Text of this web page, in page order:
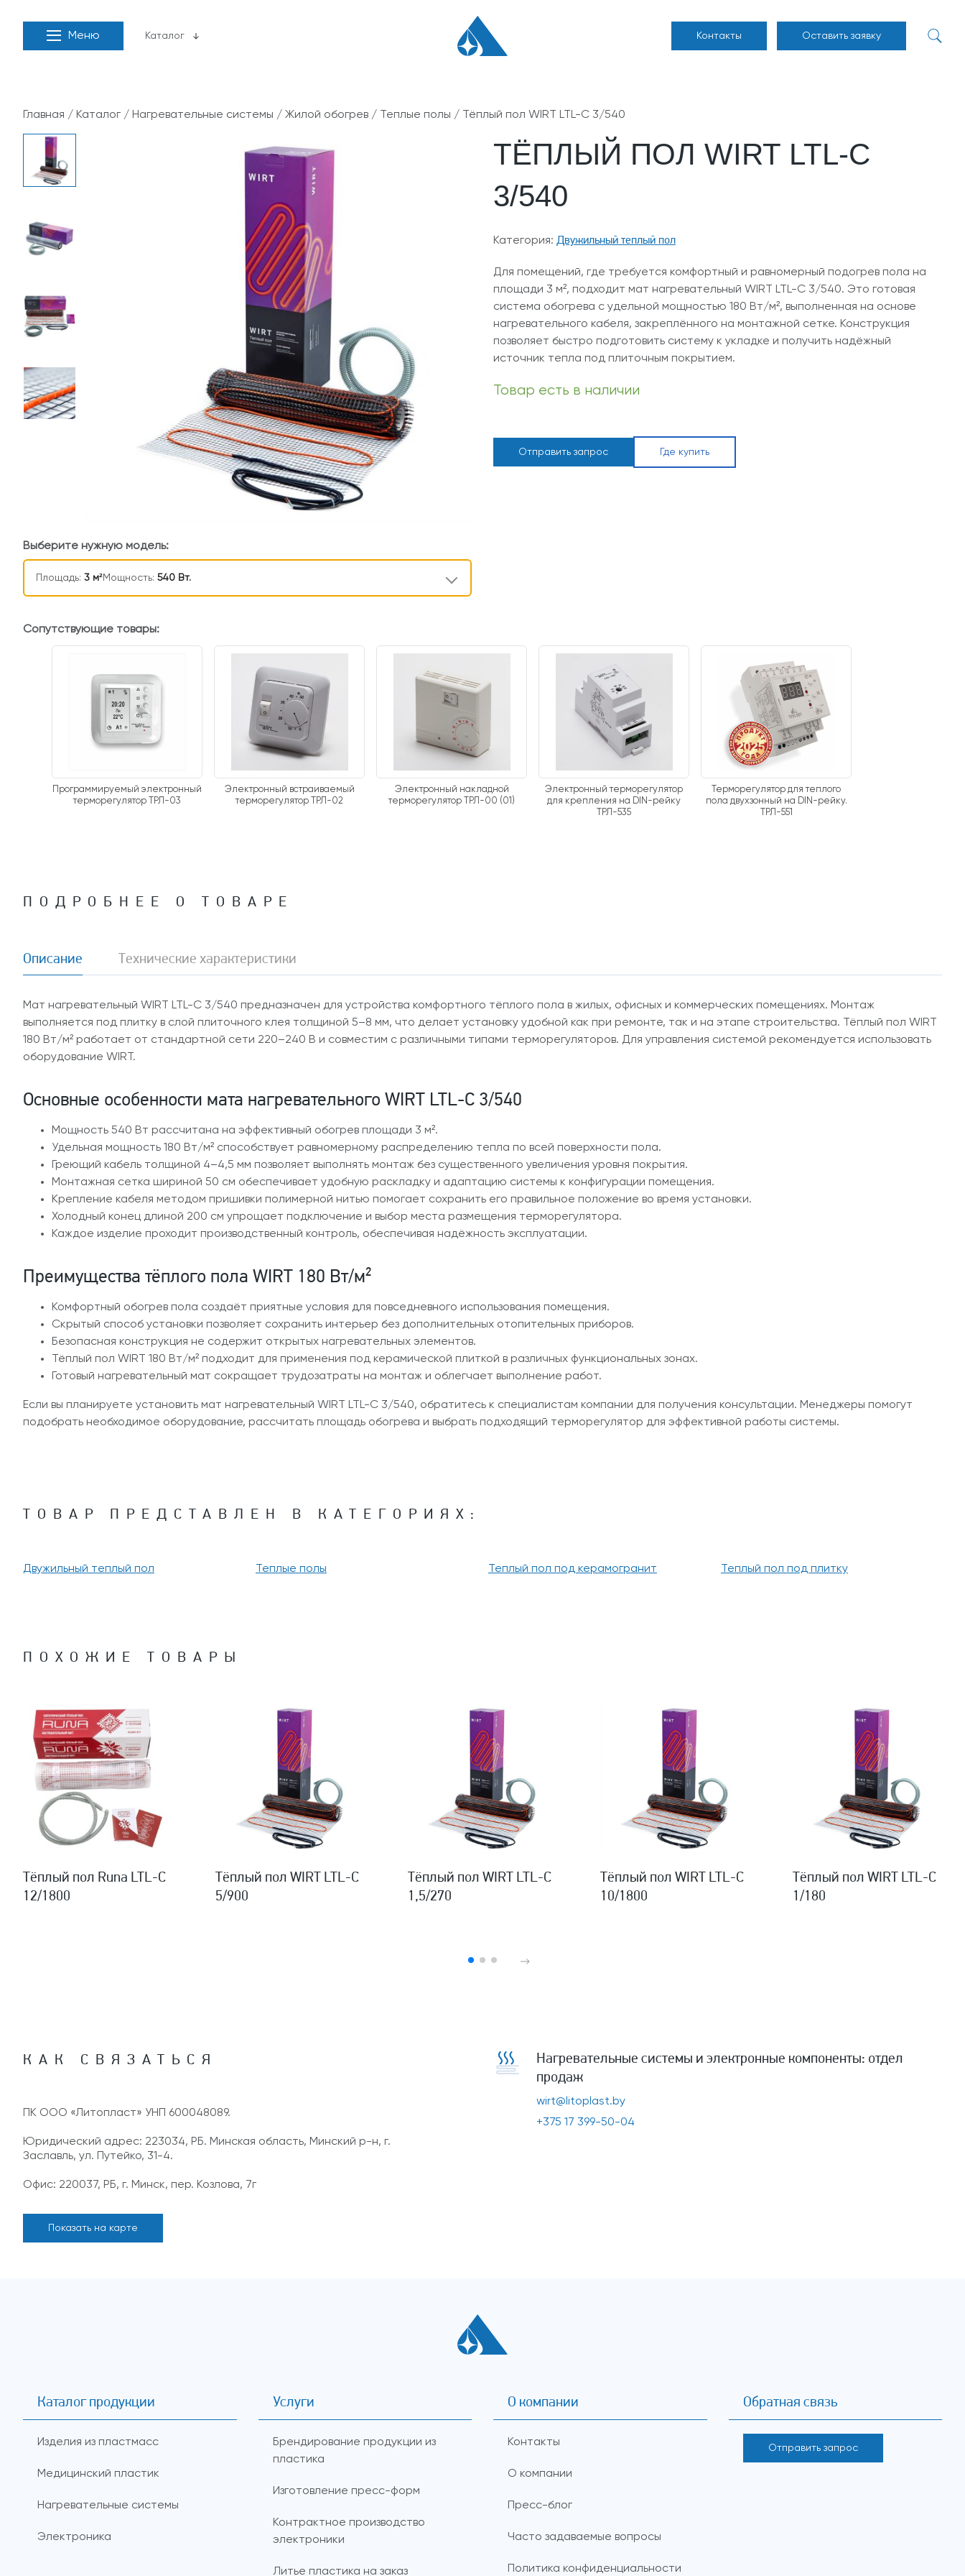
Меню Каталог Контакты Оставить заявку
Главная / Каталог / Нагревательные системы / Жилой обогрев / Теплые полы / Тёплый пол WIRT LTL-C 3/540
Выберите нужную модель:
Площадь: 3 м²Мощность: 540 Вт.
ТЁПЛЫЙ ПОЛ WIRT LTL-C
3/540
Категория: Двужильный теплый пол
Для помещений, где требуется комфортный и равномерный подогрев пола на
площади 3 м², подходит мат нагревательный WIRT LTL-C 3/540. Это готовая
система обогрева с удельной мощностью 180 Вт/м², выполненная на основе
нагревательного кабеля, закреплённого на монтажной сетке. Конструкция
позволяет быстро подготовить систему к укладке и получить надёжный
источник тепла под плиточным покрытием.
Товар есть в наличии
Отправить запрос Где купить
Сопутствующие товары:
Программируемый электронный
терморегулятор ТРЛ-03
Электронный встраиваемый
терморегулятор ТРЛ-02
Электронный накладной
терморегулятор ТРЛ-00 (01)
Электронный терморегулятор
для крепления на DIN-рейку
ТРЛ-535
Терморегулятор для теплого
пола двухзонный на DIN-рейку.
ТРЛ-551
ПОДРОБНЕЕ О ТОВАРЕ
Описание Технические характеристики
Мат нагревательный WIRT LTL-C 3/540 предназначен для устройства комфортного тёплого пола в жилых, офисных и коммерческих помещениях. Монтаж
выполняется под плитку в слой плиточного клея толщиной 5–8 мм, что делает установку удобной как при ремонте, так и на этапе строительства. Тёплый пол WIRT
180 Вт/м² работает от стандартной сети 220–240 В и совместим с различными типами терморегуляторов. Для управления системой рекомендуется использовать
оборудование WIRT.
Основные особенности мата нагревательного WIRT LTL-C 3/540
Мощность 540 Вт рассчитана на эффективный обогрев площади 3 м².
Удельная мощность 180 Вт/м² способствует равномерному распределению тепла по всей поверхности пола.
Греющий кабель толщиной 4–4,5 мм позволяет выполнять монтаж без существенного увеличения уровня покрытия.
Монтажная сетка шириной 50 см обеспечивает удобную раскладку и адаптацию системы к конфигурации помещения.
Крепление кабеля методом пришивки полимерной нитью помогает сохранить его правильное положение во время установки.
Холодный конец длиной 200 см упрощает подключение и выбор места размещения терморегулятора.
Каждое изделие проходит производственный контроль, обеспечивая надёжность эксплуатации.
Преимущества тёплого пола WIRT 180 Вт/м²
Комфортный обогрев пола создаёт приятные условия для повседневного использования помещения.
Скрытый способ установки позволяет сохранить интерьер без дополнительных отопительных приборов.
Безопасная конструкция не содержит открытых нагревательных элементов.
Тёплый пол WIRT 180 Вт/м² подходит для применения под керамической плиткой в различных функциональных зонах.
Готовый нагревательный мат сокращает трудозатраты на монтаж и облегчает выполнение работ.
Если вы планируете установить мат нагревательный WIRT LTL-C 3/540, обратитесь к специалистам компании для получения консультации. Менеджеры помогут
подобрать необходимое оборудование, рассчитать площадь обогрева и выбрать подходящий терморегулятор для эффективной работы системы.
ТОВАР ПРЕДСТАВЛЕН В КАТЕГОРИЯХ:
Двужильный теплый пол Теплые полы Теплый пол под керамогранит Теплый пол под плитку
ПОХОЖИЕ ТОВАРЫ
Тёплый пол Runa LTL-C
12/1800
Тёплый пол WIRT LTL-C
5/900
Тёплый пол WIRT LTL-C
1,5/270
Тёплый пол WIRT LTL-C
10/1800
Тёплый пол WIRT LTL-C
1/180
КАК СВЯЗАТЬСЯ
ПК ООО «Литопласт» УНП 600048089.
Юридический адрес: 223034, РБ. Минская область, Минский р-н, г.
Заславль, ул. Путейко, 31-4.
Офис: 220037, РБ, г. Минск, пер. Козлова, 7г
Показать на карте
Нагревательные системы и электронные компоненты: отдел
продаж
wirt@litoplast.by
+375 17 399-50-04
Каталог продукции
Изделия из пластмасс
Медицинский пластик
Нагревательные системы
Электроника
Услуги
Брендирование продукции из
пластика
Изготовление пресс-форм
Контрактное производство
электроники
Литье пластика на заказ
О компании
Контакты
О компании
Пресс-блог
Часто задаваемые вопросы
Политика конфиденциальности
Обратная связь
Отправить запрос